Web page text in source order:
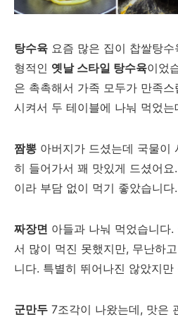
탕수육 요즘 많은 집이 찹쌀탕
형적인 옛날 스타일 탕수육이었
은 촉촉해서 가족 모두가 만족
시켜서 두 테이블에 나눠 먹었
짬뽕 아버지가 드셨는데 국물이
히 들어가서 꽤 맛있게 드셨어
이라 부담 없이 먹기 좋았습니다.
짜장면 아들과 나눠 먹었습니다
서 많이 먹진 못했지만, 무난하
니다. 특별히 뛰어나진 않았지
군만두 7조각이 나왔는데, 맛은